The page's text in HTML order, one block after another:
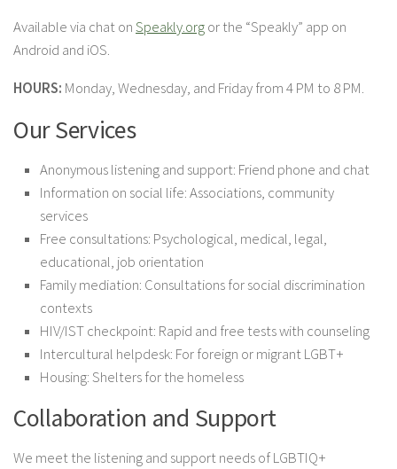
Available via chat onSpeakly.orgor the “Speakly” app on
Android and iOS.
HOURS: Monday, Wednesday, and Friday from 4 PM to 8 PM.
Our Services
Anonymous listening and support: Friend phone and chat
Information on social life: Associations, community
services
Free consultations: Psychological, medical, legal,
educational, job orientation
Family mediation: Consultations for social discrimination
contexts
HIV/IST checkpoint: Rapid and free tests with counseling
Intercultural helpdesk: For foreign or migrant LGBT+
Housing: Shelters for the homeless
Collaboration and Support
We meet the listening and support needs of LGBTIQ+